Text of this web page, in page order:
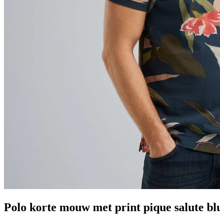
Polo korte mouw met print pique salute